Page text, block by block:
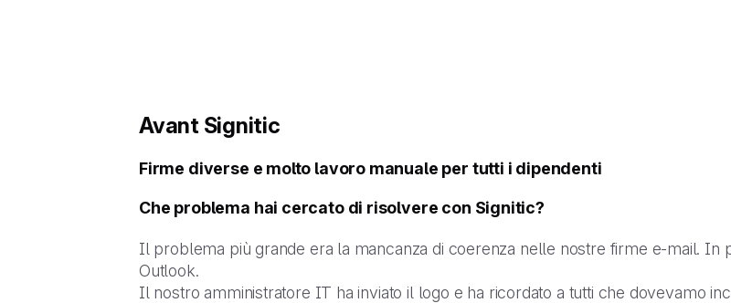
Avant Signitic
Firme diverse e molto lavoro manuale per tutti i dipendenti
Che problema hai cercato di risolvere con Signitic?
Il problema più grande era la mancanza di coerenza nelle nostre firme e-mail. In
Outlook.
Il nostro amministratore IT ha inviato il logo e ha ricordato a tutti che dovevamo